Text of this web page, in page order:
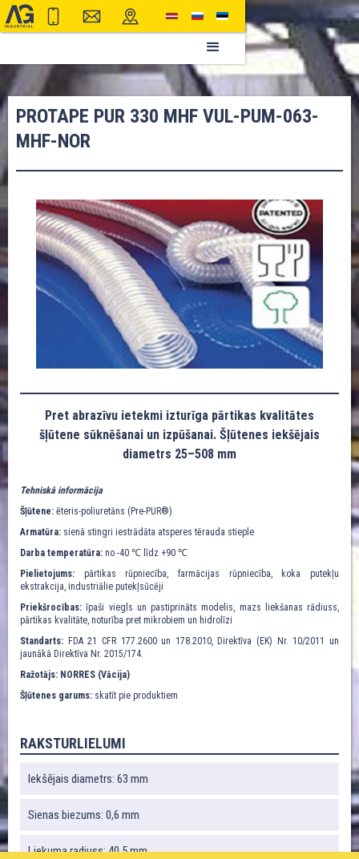
PROTAPE PUR 330 MHF VUL-PUM-063-
MHF-NOR
Pret abrazīvu ietekmi izturīga pārtikas kvalitātes
šļūtene sūknēšanai un izpūšanai. Šļūtenes iekšējais
diametrs 25–508 mm
Tehniskā informācija
Šļūtene: ēteris-poliuretāns (Pre-PUR®)
Armatūra: sienā stingri iestrādāta atsperes tērauda stieple
Darba temperatūra: no -40 ℃ līdz +90 ℃
Pielietojums: pārtikas rūpniecība, farmācijas rūpniecība, koka putekļu
ekstrakcija, industriālie putekļsūcēji
Priekšrocības:īpaši viegls un pastiprināts modelis, mazs liekšanas rādiuss,
pārtikas kvalitāte, noturība pret mikrobiem un hidrolīzi
Standarts: FDA 21 CFR 177.2600 un 178.2010, Direktīva (EK) Nr. 10/2011 un
jaunākā Direktīva Nr. 2015/174.
Ražotājs: NORRES (Vācija)
Šļūtenes garums: skatīt pie produktiem
RAKSTURLIELUMI
Iekšējais diametrs: 63 mm
Sienas biezums: 0,6 mm
Liekuma radiuss: 40,5 mm